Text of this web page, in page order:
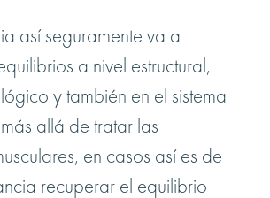
así seguramente va a
a nivel estructural,
y también en el sistema
allá de tratar las
en casos así es de
recuperar el equilibrio